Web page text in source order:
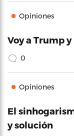
Opiniones
Voy a Trump
0
Opiniones
El
y solución